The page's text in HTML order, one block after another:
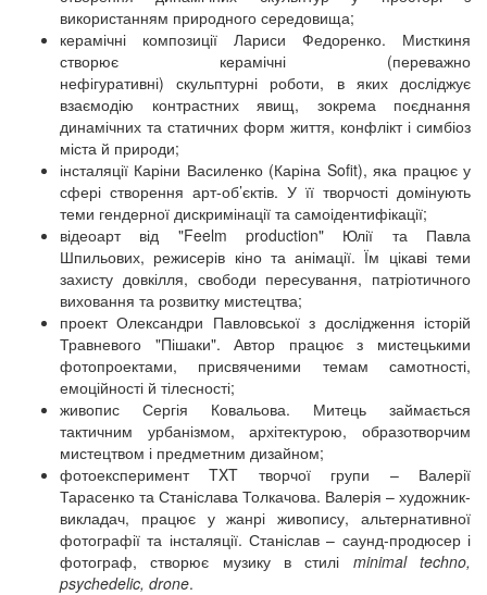
використанням природного середовища;
керамічні композиції Лариси Федоренко. Мисткиня
створює керамічні (переважно
нефігуративні) скульптурні роботи, в яких досліджує
взаємодію контрастних явищ, зокрема поєднання
динамічних та статичних форм життя, конфлікт і симбіоз
міста й природи;
інсталяції Каріни Василенко (Каріна Sofit), яка працює у
сфері створення арт-об’єктів. У її творчості домінують
теми гендерної дискримінації та самоідентифікації;
відеоарт від "Feelm production" Юлії та Павла
Шпильових, режисерів кіно та анімації. Їм цікаві теми
захисту довкілля, свободи пересування, патріотичного
виховання та розвитку мистецтва;
проект Олександри Павловської з дослідження історій
Травневого "Пішаки". Автор працює з мистецькими
фотопроектами, присвяченими темам самотності,
емоційності й тілесності;
живопис Сергія Ковальова. Митець займається
тактичним урбанізмом, архітектурою, образотворчим
мистецтвом і предметним дизайном;
фотоексперимент TXT творчої групи – Валерії
Тарасенко та Станіслава Толкачова. Валерія – художник-
викладач, працює у жанрі живопису, альтернативної
фотографії та інсталяції. Станіслав – саунд-продюсер і
фотограф, створює музику в стилі minimal techno,
psychedelic, drone.